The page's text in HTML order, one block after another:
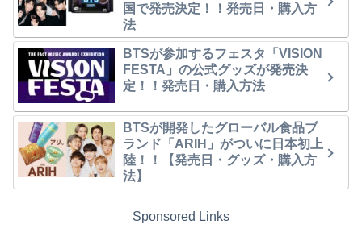
国で発売決定！！発売日・購入方
法
BTSが参加するフェスタ「VISION
FESTA」の公式グッズが発売決
定！！発売日・購入方法
BTSが開発したグローバル食品ブ
ランド「ARIH」がついに日本初上
陸！！【発売日・グッズ・購入方
法】
Sponsored Links